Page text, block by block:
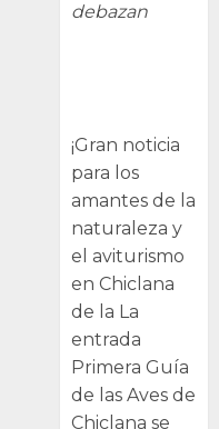
debazan
¡Gran noticia
para los
amantes de la
naturaleza y
el aviturismo
en Chiclana
de la La
entrada
Primera Guía
de las Aves de
Chiclana se